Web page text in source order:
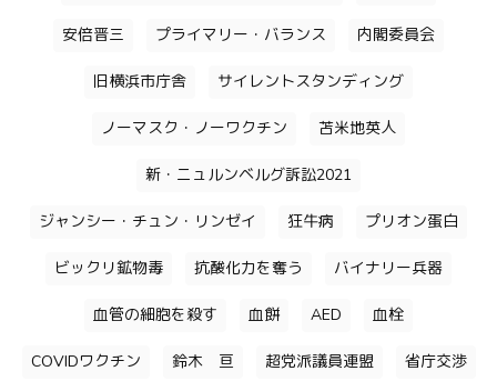
安倍晋三 プライマリー・バランス 内閣委員会
旧横浜市庁舎 サイレントスタンディング
ノーマスク・ノーワクチン 苫米地英人
新・ニュルンベルグ訴訟2021
ジャンシー・チュン・リンゼイ 狂牛病 プリオン蛋白
ビックリ鉱物毒 抗酸化力を奪う バイナリー兵器
血管の細胞を殺す 血餅 AED 血栓
COVIDワクチン 鈴木 亘 超党派議員連盟 省庁交渉